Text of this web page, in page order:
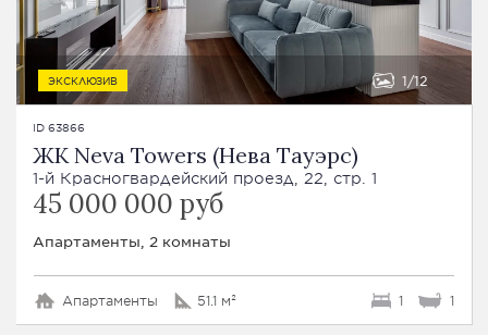
ЭКСКЛЮЗИВ 1 12
ID 63866
ЖК Neva Towers (Нева Тауэрс)
1-й Красногвардейский проезд, 22, стр. 1
45 000 000 руб
Апартаменты, 2 комнаты
Апартаменты 51.1 м² 1 1